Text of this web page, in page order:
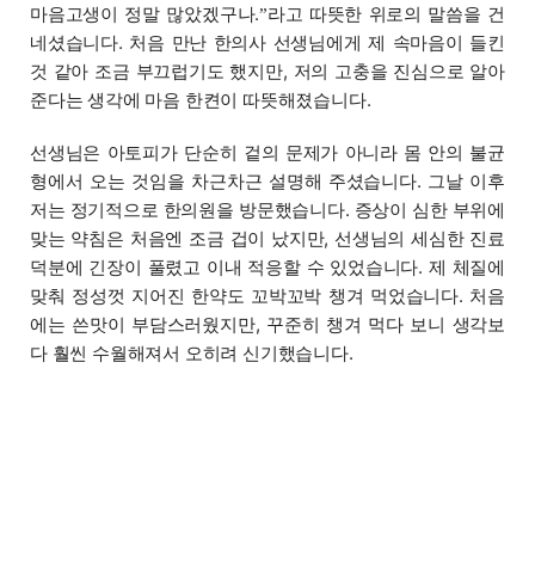
마음고생이 정말 많았겠구나.”라고 따뜻한 위로의 말씀을 건
네셨습니다. 처음 만난 한의사 선생님에게 제 속마음이 들킨
것 같아 조금 부끄럽기도 했지만, 저의 고충을 진심으로 알아
준다는 생각에 마음 한켠이 따뜻해졌습니다.
선생님은 아토피가 단순히 겉의 문제가 아니라 몸 안의 불균
형에서 오는 것임을 차근차근 설명해 주셨습니다. 그날 이후
저는 정기적으로 한의원을 방문했습니다. 증상이 심한 부위에
맞는 약침은 처음엔 조금 겁이 났지만, 선생님의 세심한 진료
덕분에 긴장이 풀렸고 이내 적응할 수 있었습니다. 제 체질에
맞춰 정성껏 지어진 한약도 꼬박꼬박 챙겨 먹었습니다. 처음
에는 쓴맛이 부담스러웠지만, 꾸준히 챙겨 먹다 보니 생각보
다 훨씬 수월해져서 오히려 신기했습니다.